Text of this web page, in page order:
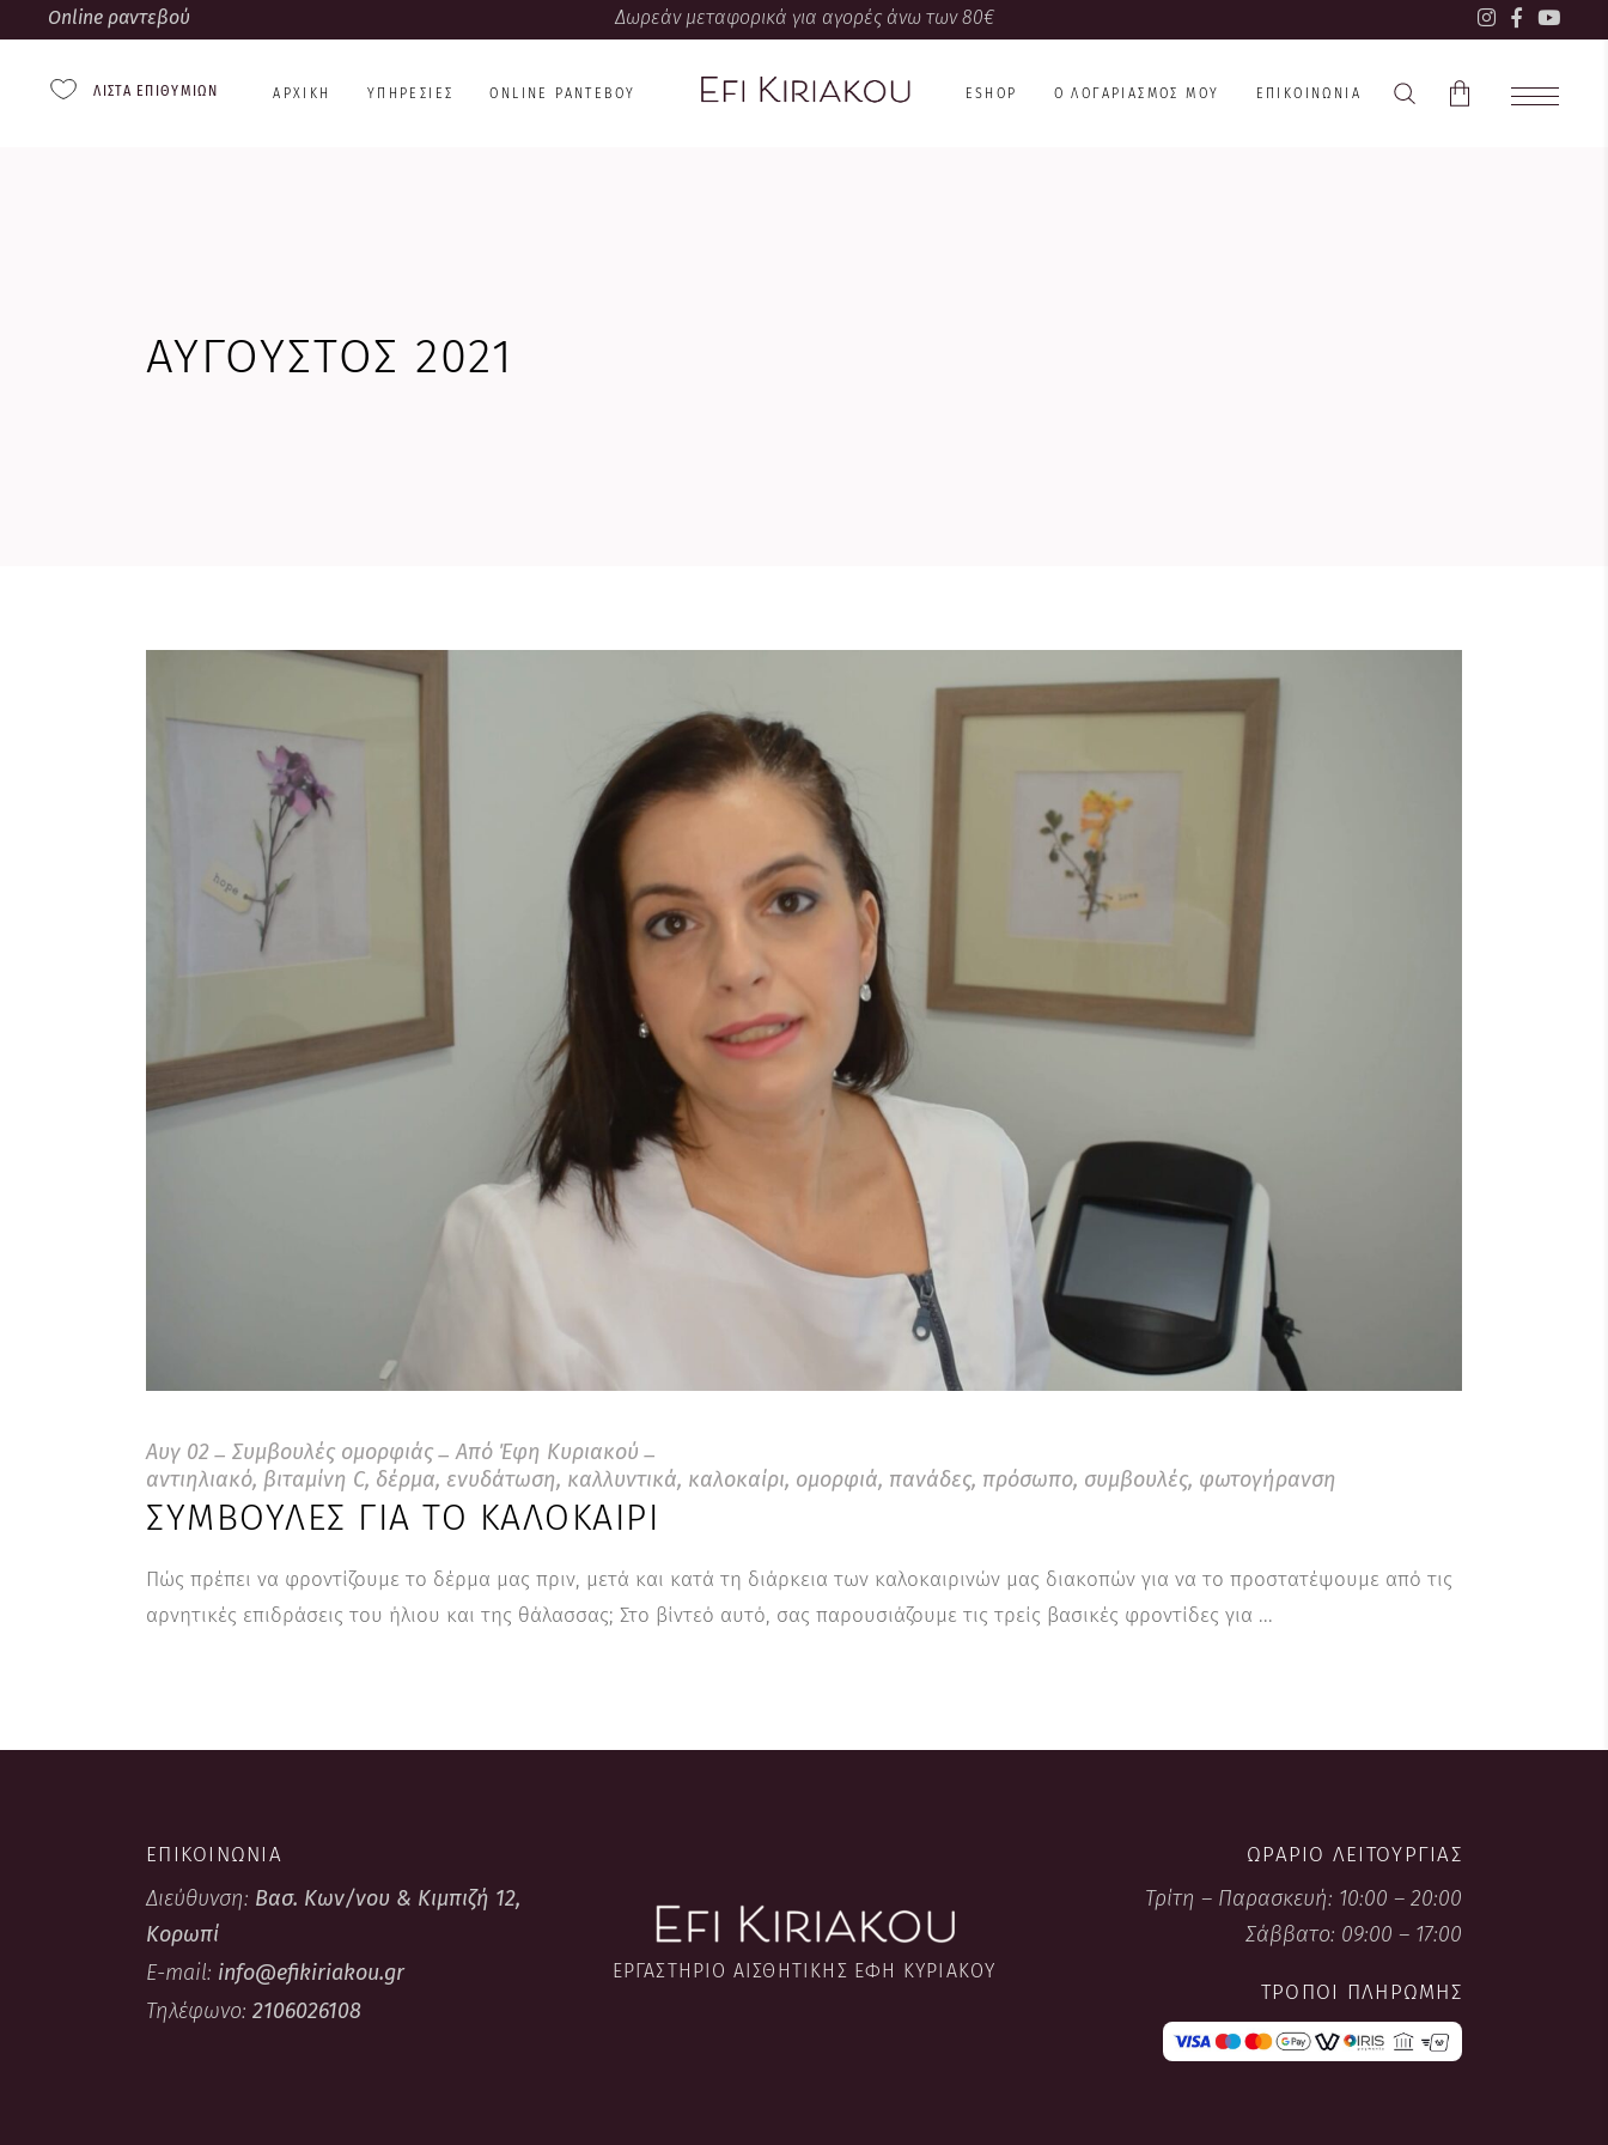
Online ραντεβού Δωρεάν μεταφορικά για αγορές άνω των 80€
ΛΊΣΤΑ ΕΠΙΘΥΜΙΏΝ ΑΡΧΙΚΉ ΥΠΗΡΕΣΊΕΣ ONLINE ΡΑΝΤΕΒΟΎ ESHOP Ο ΛΟΓΑΡΙΑΣΜΌΣ ΜΟΥ ΕΠΙΚΟΙΝΩΝΊΑ
ΑΎΓΟΥΣΤΟΣ 2021
Αυγ 02 Συμβουλές ομορφιάς Από Έφη Κυριακού
αντιηλιακό, βιταμίνη C, δέρμα, ενυδάτωση, καλλυντικά, καλοκαίρι, ομορφιά, πανάδες, πρόσωπο, συμβουλές, φωτογήρανση
ΣΥΜΒΟΥΛΈΣ ΓΙΑ ΤΟ ΚΑΛΟΚΑΊΡΙ
Πώς πρέπει να φροντίζουμε το δέρμα μας πριν, μετά και κατά τη διάρκεια των καλοκαιρινών μας διακοπών για να το προστατέψουμε από τις
αρνητικές επιδράσεις του ήλιου και της θάλασσας; Στο βίντεό αυτό, σας παρουσιάζουμε τις τρείς βασικές φροντίδες για
ΕΠΙΚΟΙΝΩΝΙΑ
Διεύθυνση: Βασ. Κων/νου & Κιμπιζή 12,
Κορωπί
E-mail: info@efikiriakou.gr
Τηλέφωνο: 2106026108
ΕΡΓΑΣΤΉΡΙΟ ΑΙΣΘΗΤΙΚΉΣ ΈΦΗ ΚΥΡΙΑΚΟΎ
ΩΡΆΡΙΟ ΛΕΙΤΟΥΡΓΊΑΣ
Τρίτη – Παρασκευή: 10:00 – 20:00
Σάββατο: 09:00 – 17:00
ΤΡΌΠΟΙ ΠΛΗΡΩΜΉΣ